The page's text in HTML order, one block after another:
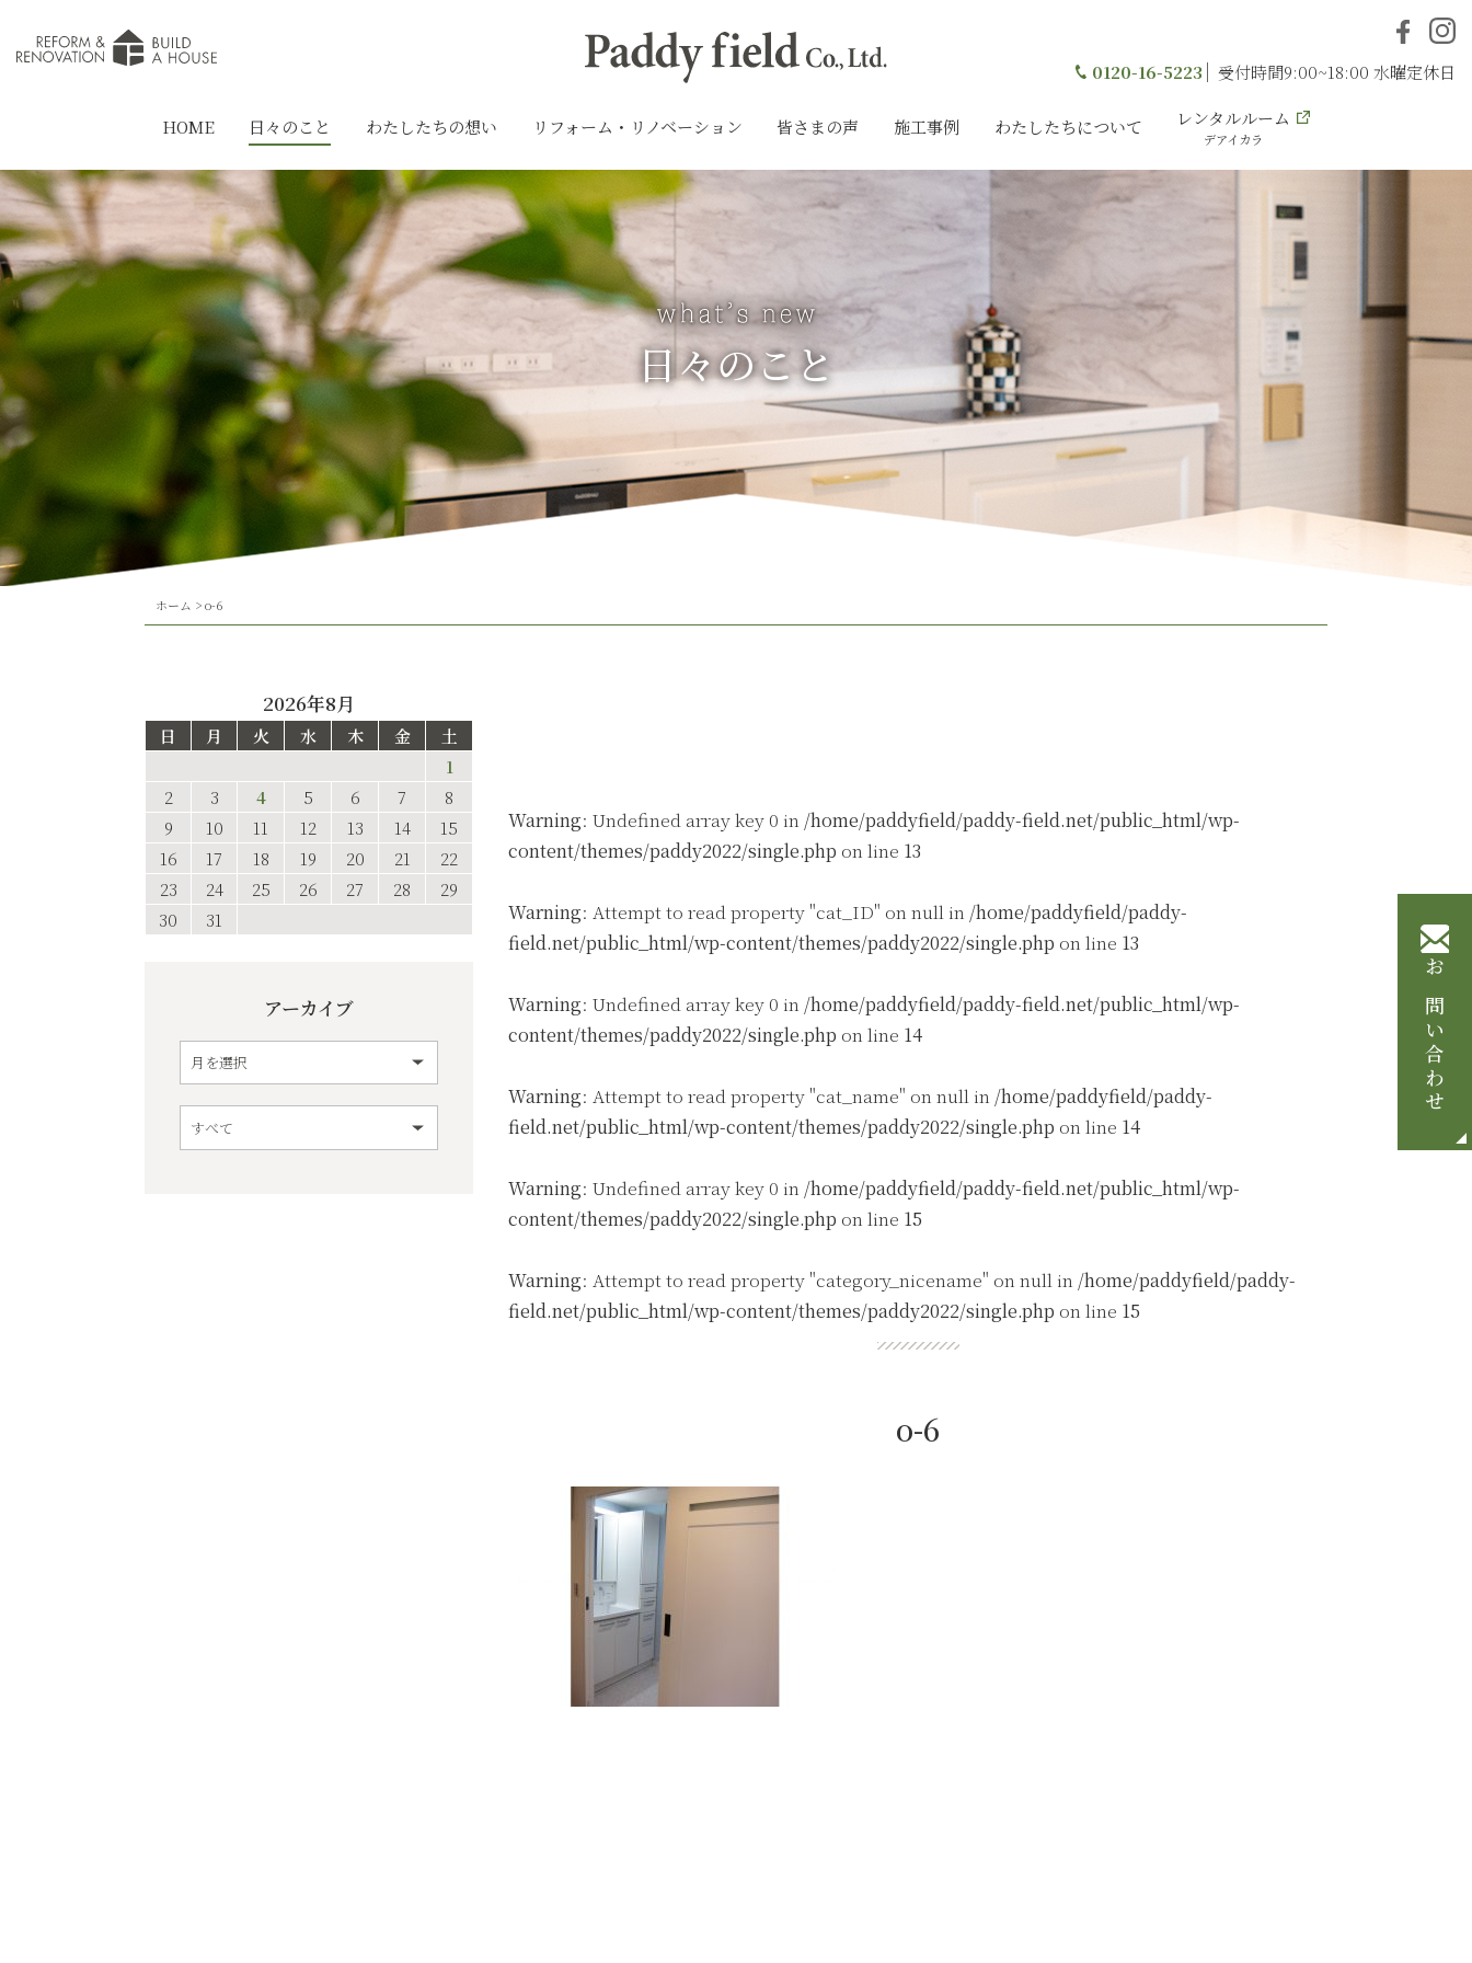
0120-16-5223 受付時間9:00~18:00 水曜定休日
HOME 日々のこと わたしたちの想い リフォーム・リノベーション 皆さまの声 施工事例 わたしたちについて レンタルルーム
デアイカラ
お問い合わせ
日々のこと
ホーム >o-6
Warning: Undefined array key 0 in /home/paddyfield/paddy-field.net/public_html/wp-
content/themes/paddy2022/single.php on line 13
Warning: Attempt to read property "cat_ID" on null in /home/paddyfield/paddy-
field.net/public_html/wp-content/themes/paddy2022/single.php on line 13
Warning: Undefined array key 0 in /home/paddyfield/paddy-field.net/public_html/wp-
content/themes/paddy2022/single.php on line 14
Warning: Attempt to read property "cat_name" on null in /home/paddyfield/paddy-
field.net/public_html/wp-content/themes/paddy2022/single.php on line 14
Warning: Undefined array key 0 in /home/paddyfield/paddy-field.net/public_html/wp-
content/themes/paddy2022/single.php on line 15
Warning: Attempt to read property "category_nicename" on null in /home/paddyfield/paddy-
field.net/public_html/wp-content/themes/paddy2022/single.php on line 15
o-6
2026年8月
日 月 火 水 木 金
土
1
2
3 4 5 6 7
8
9
10 11 12 13 14
15
16
17 18 19 20 21
22
23
24 25 26 27 28
29
30
31
アーカイブ